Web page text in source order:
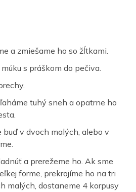
a zmiešame ho so žĺtkami.
s práškom do pečiva.
tuhý sneh a opatrne ho
buď v dvoch malých, alebo v
a prerežeme ho. Ak sme
forme, prekrojíme ho na tri
malých, dostaneme 4 korpusy